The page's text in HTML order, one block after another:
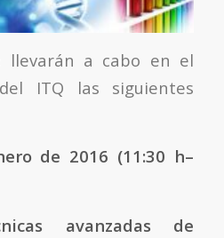
llevarán a cabo en el
ITQ las siguientes
de 2016 (11:30 h–
avanzadas de